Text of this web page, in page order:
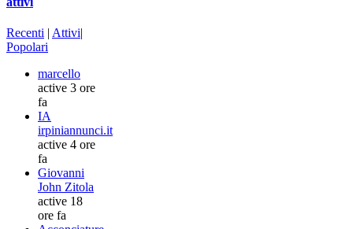
Recenti | Attivi|
Popolari
marcello
active 3 ore
fa
IA
irpiniannunci.it
active 4 ore
fa
Giovanni
John Zitola
active 18
ore fa